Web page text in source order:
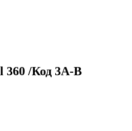
360 /Код 3A-B